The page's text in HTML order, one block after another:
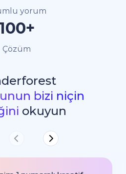
yorum
Çözüm
bizi niçin
okuyun